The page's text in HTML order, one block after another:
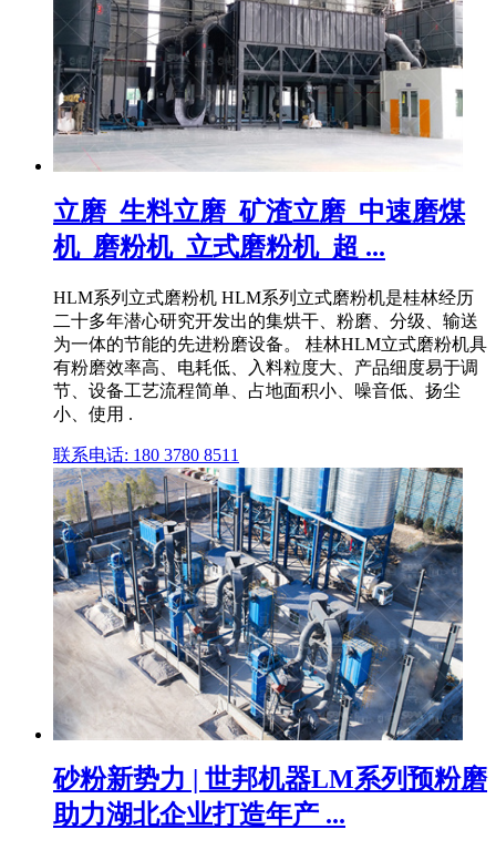
立磨_生料立磨_矿渣立磨_中速磨煤
机_磨粉机_立式磨粉机_超 ...
HLM系列立式磨粉机 HLM系列立式磨粉机是桂林经历
二十多年潜心研究开发出的集烘干、粉磨、分级、输送
为一体的节能的先进粉磨设备。 桂林HLM立式磨粉机具
有粉磨效率高、电耗低、入料粒度大、产品细度易于调
节、设备工艺流程简单、占地面积小、噪音低、扬尘
小、使用 .
联系电话: 180 3780 8511
砂粉新势力 | 世邦机器LM系列预粉磨
助力湖北企业打造年产 ...